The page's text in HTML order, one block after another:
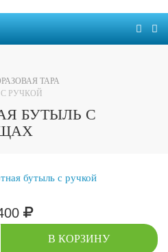
ТАРА
РУЧКОЙ
БУТЫЛЬ С
В КОРЗИНУ